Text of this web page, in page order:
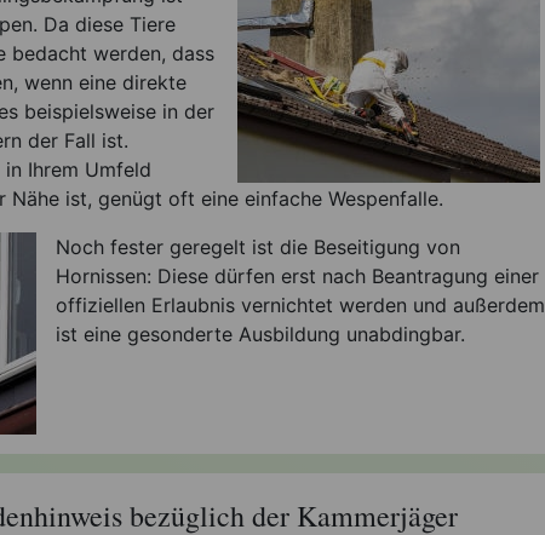
Da diese Tiere
bedacht werden, dass
wenn eine direkte
beispielsweise in der
der Fall ist.
Ihrem Umfeld
Nähe ist, genügt oft eine einfache Wespenfalle.
Noch fester geregelt ist die Beseitigung von
Hornissen: Diese dürfen erst nach Beantragung einer
offiziellen Erlaubnis vernichtet werden und außerdem
ist eine gesonderte Ausbildung unabdingbar.
bezüglich der Kammerjäger